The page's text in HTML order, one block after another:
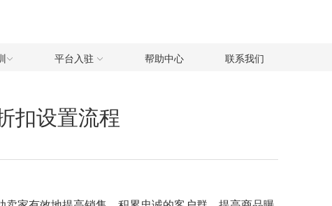
平台入驻 帮助中心 联系我们
扣设置流程